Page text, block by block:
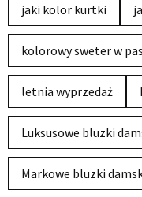
jaki kolor kurtki
kolorowy sweter w
letnia wyprzedaż
Luksusowe bluzki
Markowe bluzki